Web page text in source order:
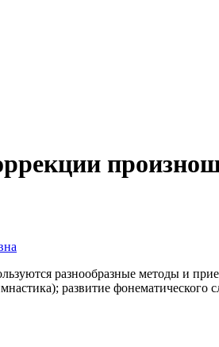
разнообразные методы и
развитие